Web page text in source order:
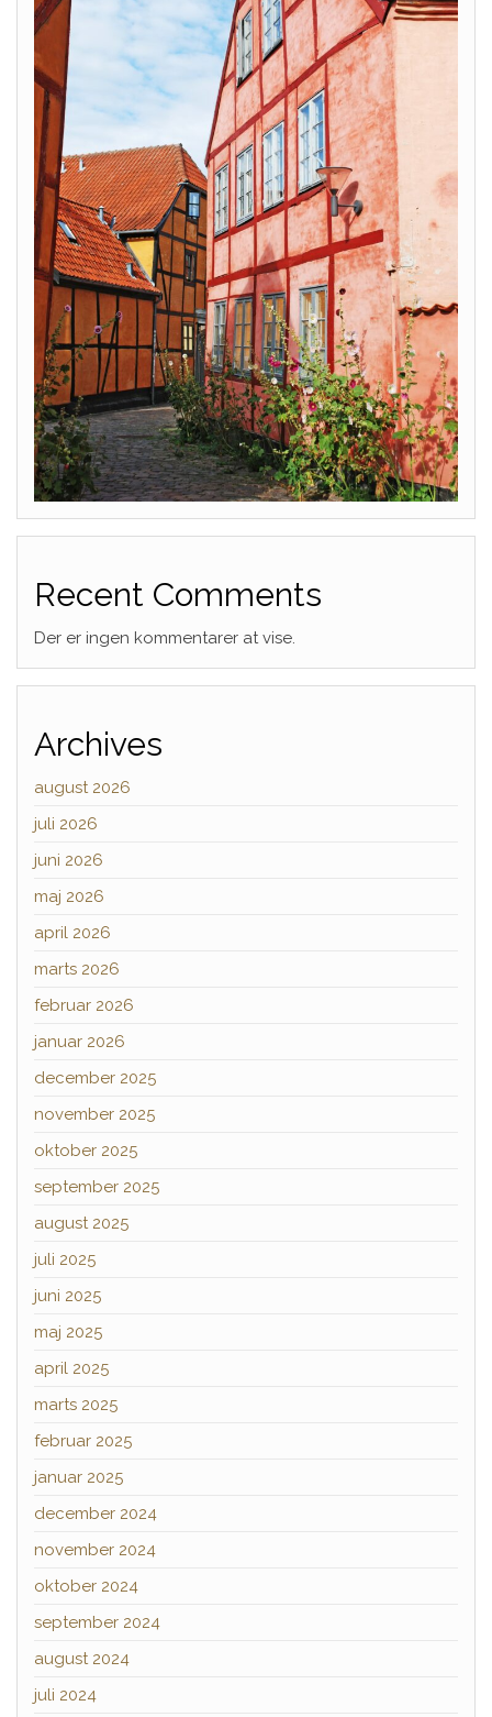
Recent Comments
Der er ingen kommentarer at vise.
Archives
august 2026
juli 2026
juni 2026
maj 2026
april 2026
marts 2026
februar 2026
januar 2026
december 2025
november 2025
oktober 2025
september 2025
august 2025
juli 2025
juni 2025
maj 2025
april 2025
marts 2025
februar 2025
januar 2025
december 2024
november 2024
oktober 2024
september 2024
august 2024
juli 2024